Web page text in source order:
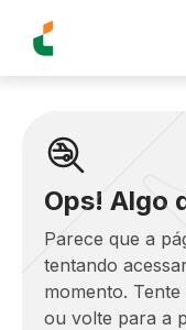
Ops! Algo
Parece que a
tentando
momento.
ou volte para a